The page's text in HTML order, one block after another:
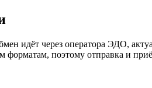
идёт через оператора ЭДО,
поэтому отправка и